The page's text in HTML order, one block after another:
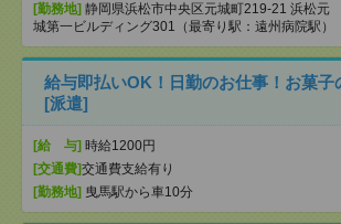
[勤務地] 静岡県浜松市中央区元城町219-21 浜松元
城第一ビルディング301（最寄り駅：遠州病院駅）
給与即払いOK！日勤のお仕事！お菓子
[派遣]
[給 与] 時給1200円
[交通費]交通費支給有り
[勤務地] 曳馬駅から車10分